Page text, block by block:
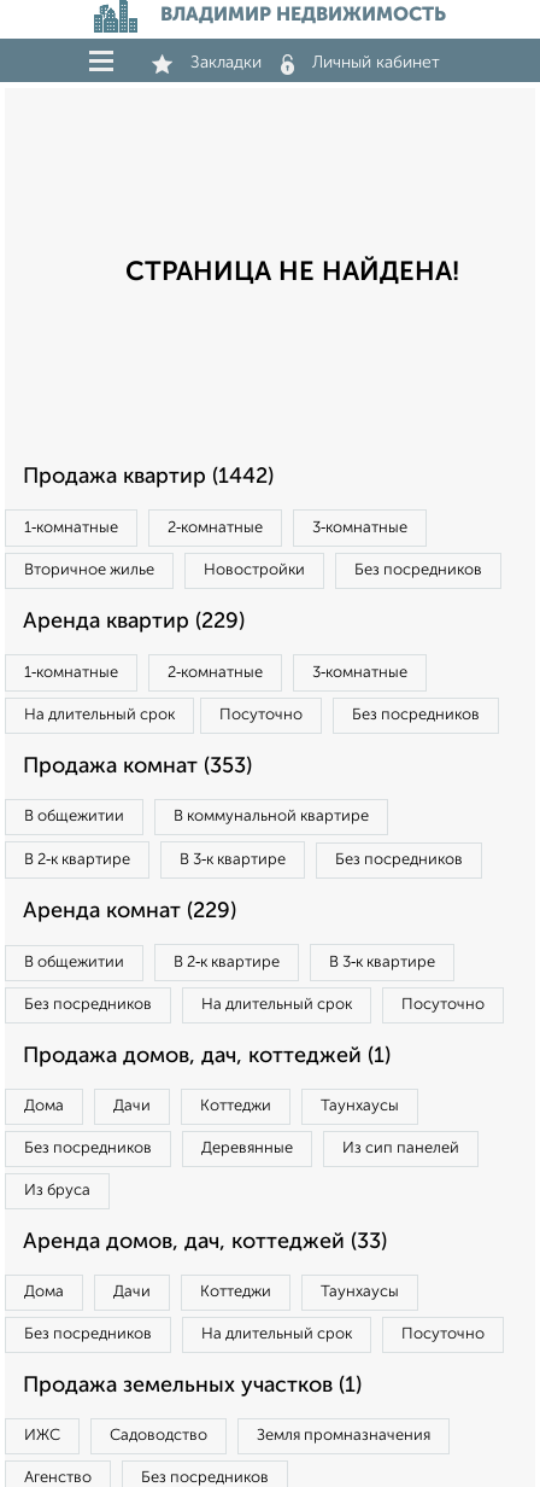
ВЛАДИМИР НЕДВИЖИМОСТЬ
Закладки Личный кабинет
СТРАНИЦА НЕ НАЙДЕНА!
Продажа квартир (1442)
1‑комнатные 2‑комнатные 3‑комнатные
Вторичное жилье Новостройки Без посредников
Аренда квартир (229)
1‑комнатные 2‑комнатные 3‑комнатные
На длительный срок Посуточно Без посредников
Продажа комнат (353)
В общежитии В коммунальной квартире
В 2‑к квартире В 3‑к квартире Без посредников
Аренда комнат (229)
В общежитии В 2‑к квартире В 3‑к квартире
Без посредников На длительный срок Посуточно
Продажа домов, дач, коттеджей (1)
Дома Дачи Коттеджи Таунхаусы
Без посредников Деревянные Из сип панелей
Из бруса
Аренда домов, дач, коттеджей (33)
Дома Дачи Коттеджи Таунхаусы
Без посредников На длительный срок Посуточно
Продажа земельных участков (1)
ИЖС Садоводство Земля промназначения
Агенство Без посредников